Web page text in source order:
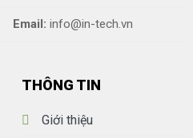
Email: info@in-tech.vn
THÔNG TIN
Giới thiệu